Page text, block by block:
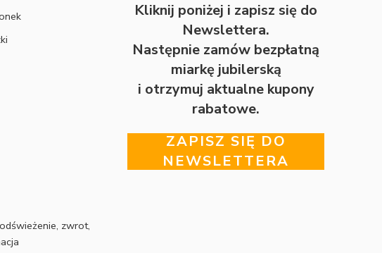
zwrot,
Kliknij poniżej i zapisz się do
Newslettera.
Następnie zamów bezpłatną
miarkę jubilerską
i otrzymuj aktualne kupony
rabatowe.
ZAPISZ SIĘ DO
NEWSLETTERA